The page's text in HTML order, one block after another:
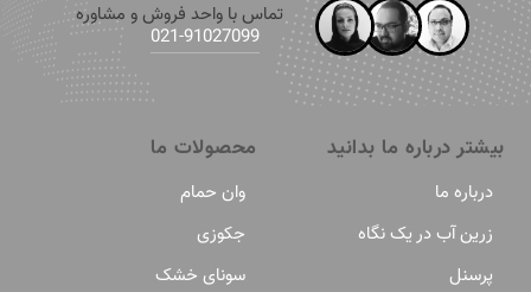
تماس با واحد فروش و مشاوره
91027099-021
بیشتر درباره ما بدانید
درباره ما
زرین آب در یک نگاه
پرسنل
محصولات ما
وان حمام
جکوزی
سونای خشک